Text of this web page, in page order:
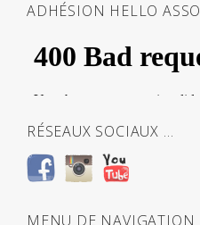
ADHÉSION HELLO ASSO
RÉSEAUX SOCIAUX …
MENU DE NAVIGATION